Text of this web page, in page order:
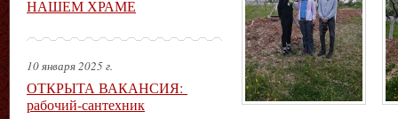
НАШЕМ ХРАМЕ
10 января 2025 г.
ОТКРЫТА ВАКАНСИЯ:
рабочий-сантехник